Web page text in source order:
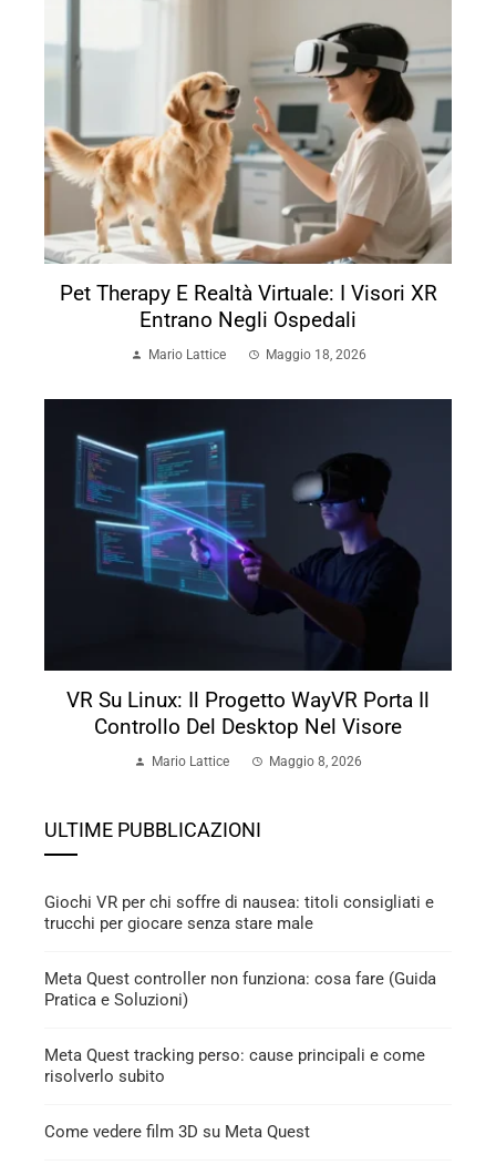
Pet Therapy E Realtà Virtuale: I Visori XR
Entrano Negli Ospedali
Mario Lattice Maggio 18, 2026
VR Su Linux: Il Progetto WayVR Porta Il
Controllo Del Desktop Nel Visore
Mario Lattice Maggio 8, 2026
ULTIME PUBBLICAZIONI
Giochi VR per chi soffre di nausea: titoli consigliati e
trucchi per giocare senza stare male
Meta Quest controller non funziona: cosa fare (Guida
Pratica e Soluzioni)
Meta Quest tracking perso: cause principali e come
risolverlo subito
Come vedere film 3D su Meta Quest